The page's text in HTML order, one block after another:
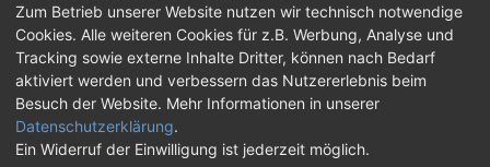
Impressum| Kontakt |Jobs |Datenschutz |
Consent‑Einstellungen |Haftungsausschluss
Feed Facebook
Twitch
Discord
Zum Betrieb unserer Website nutzen wir technisch notwendige
Cookies. Alle weiteren Cookies für z.B. Werbung, Analyse und
Tracking sowie externe Inhalte Dritter, können nach Bedarf
aktiviert werden und verbessern das Nutzererlebnis beim
Besuch der Website. Mehr Informationen in unserer
Datenschutzerklärung.
Ein Widerruf der Einwilligung ist jederzeit möglich.